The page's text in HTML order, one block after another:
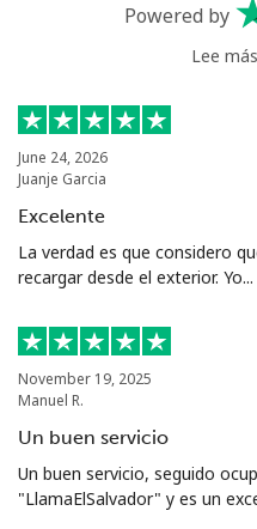
Powered by
Lee
June 24, 2026
Juanje Garcia
Excelente
La verdad es que considero
recargar desde el exterior. Yo...
November 19, 2025
Manuel R.
Un buen servicio
Un buen servicio, seguido
"LlamaElSalvador" y es un